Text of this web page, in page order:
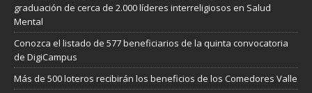
graduación de cerca de 2.000 líderes interreligiosos en Salud
Mental
Conozca el listado de 577 beneficiarios de la quinta convocatoria
de DigiCampus
Más de 500 loteros recibirán los beneficios de los Comedores Valle